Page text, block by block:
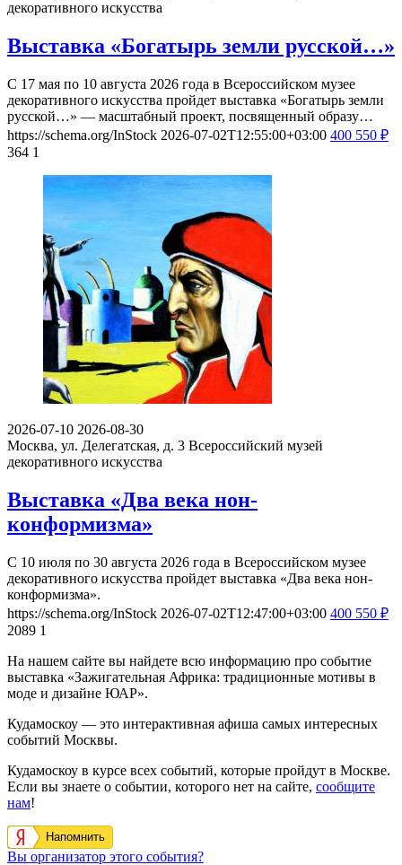
декоративного искусства
Выставка «Богатырь земли русской…»
С 17 мая по 10 августа 2026 года в Всероссийском музее
декоративного искусства пройдет выставка «Богатырь земли
русской…» — масштабный проект, посвященный образу…
https://schema.org/InStock 2026-07-02T12:55:00+03:00 400 550 ₽
364 1
2026-07-10 2026-08-30
Москва, ул. Делегатская, д. 3 Всероссийский музей
декоративного искусства
Выставка «Два века нон-
конформизма»
С 10 июля по 30 августа 2026 года в Всероссийском музее
декоративного искусства пройдет выставка «Два века нон-
конформизма».
https://schema.org/InStock 2026-07-02T12:47:00+03:00 400 550 ₽
2089 1
На нашем сайте вы найдете всю информацию про событие
выставка «Зажигательная Африка: традиционные мотивы в
моде и дизайне ЮАР».
Кудамоскоу — это интерактивная афиша самых интересных
событий Москвы.
Кудамоскоу в курсе всех событий, которые пройдут в Москве.
Если вы знаете о событии, которого нет на сайте, сообщите
нам!
Напомнить
Вы организатор этого события?